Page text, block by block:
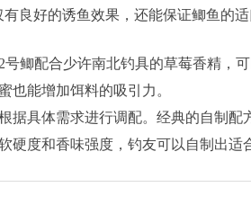
良好的诱鱼效果，还能保证鲫鱼的适
鲫配合少许南北钓具的草莓香精，
也能增加饵料的吸引力。
据具体需求进行调配。经典的自制
硬度和香味强度，钓友可以自制出适